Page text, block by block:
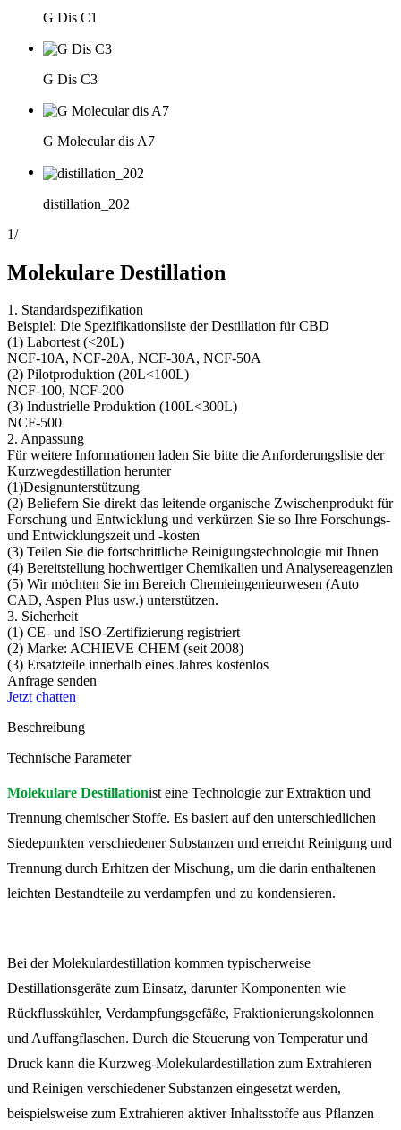
G Dis C1
G Dis C3
G Molecular dis A7
distillation_202
1/
Molekulare Destillation
1. Standardspezifikation
Beispiel: Die Spezifikationsliste der Destillation für CBD
(1) Labortest (<20L)
NCF-10A, NCF-20A, NCF-30A, NCF-50A
(2) Pilotproduktion (20L<100L)
NCF-100, NCF-200
(3) Industrielle Produktion (100L<300L)
NCF-500
2. Anpassung
Für weitere Informationen laden Sie bitte die Anforderungsliste der
Kurzwegdestillation herunter
(1)Designunterstützung
(2) Beliefern Sie direkt das leitende organische Zwischenprodukt für
Forschung und Entwicklung und verkürzen Sie so Ihre Forschungs-
und Entwicklungszeit und -kosten
(3) Teilen Sie die fortschrittliche Reinigungstechnologie mit Ihnen
(4) Bereitstellung hochwertiger Chemikalien und Analysereagenzien
(5) Wir möchten Sie im Bereich Chemieingenieurwesen (Auto
CAD, Aspen Plus usw.) unterstützen.
3. Sicherheit
(1) CE- und ISO-Zertifizierung registriert
(2) Marke: ACHIEVE CHEM (seit 2008)
(3) Ersatzteile innerhalb eines Jahres kostenlos
Anfrage senden
Jetzt chatten
Beschreibung
Technische Parameter
Molekulare Destillationist eine Technologie zur Extraktion und
Trennung chemischer Stoffe. Es basiert auf den unterschiedlichen
Siedepunkten verschiedener Substanzen und erreicht Reinigung und
Trennung durch Erhitzen der Mischung, um die darin enthaltenen
leichten Bestandteile zu verdampfen und zu kondensieren.
Bei der Molekulardestillation kommen typischerweise
Destillationsgeräte zum Einsatz, darunter Komponenten wie
Rückflusskühler, Verdampfungsgefäße, Fraktionierungskolonnen
und Auffangflaschen. Durch die Steuerung von Temperatur und
Druck kann die Kurzweg-Molekulardestillation zum Extrahieren
und Reinigen verschiedener Substanzen eingesetzt werden,
beispielsweise zum Extrahieren aktiver Inhaltsstoffe aus Pflanzen